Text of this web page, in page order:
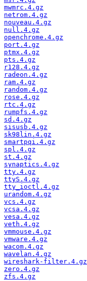
mwmrc.4.gz
netrom.4.gz
nouveau.4.gz
null.4.gz
openchrome.4.gz
port.4.gz
ptmx.4.gz
pts.4.gz
r128.4.gz
radeon.4.gz
ram.4.gz
random.4.gz
rose.4.gz
rtc.4.gz
rumpfs.4.gz
sd.4.gz
sisusb.4.gz
sk98lin.4.gz
smartpqi.4.gz
spl.4.gz
st.4.gz
synaptics.4.gz
tty.4.gz
ttyS.4.gz
tty_ioctl.4.gz
urandom.4.gz
vcs.4.gz
vcsa.4.gz
vesa.4.gz
veth.4.gz
vmmouse.4.gz
vmware.4.gz
wacom.4.gz
wavelan.4.gz
wireshark-filter.4.gz
zero.4.gz
zfs.4.gz